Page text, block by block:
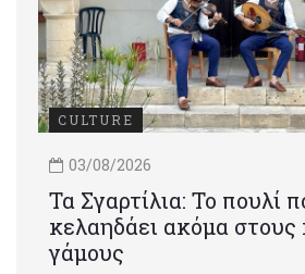
CULTURE
03/08/2026
Τα Σγαρτίλια: Το πουλί
κελαηδάει ακόμα στους
γάμους